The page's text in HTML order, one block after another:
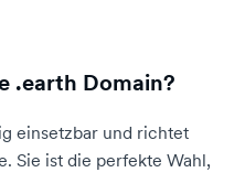
.earth Domain?
einsetzbar und richtet
Sie ist die perfekte Wahl,